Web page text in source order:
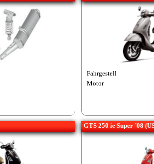
Fahrgestell
Motor
GTS 250 ie Super ´08